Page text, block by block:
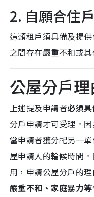
2. 自願合住
這類租戶須具備及提
之間存在嚴重不和或
公屋分戶理
上述提及申請者必須
分戶申請才可受理。
當申請者獲分配另一
屋申請人的輪候時間
用，申請公屋分戶的
嚴重不和、家庭暴力等